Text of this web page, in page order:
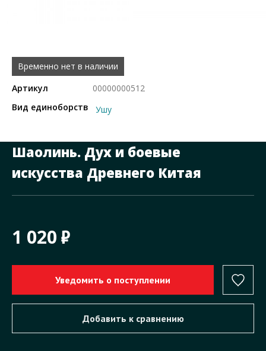
Временно нет в наличии
Артикул
00000000512
Вид единоборств
Ушу
Шаолинь. Дух и боевые
искусства Древнего Китая
1 020